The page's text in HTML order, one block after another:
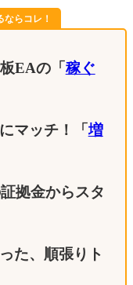
らコレ！
EAの「稼ぐ
マッチ！ 「増
拠金からスタ
た、順張りト